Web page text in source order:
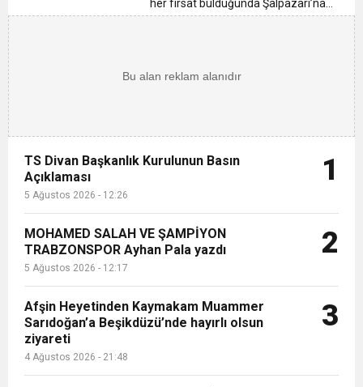
15:06
12:26
her fırsat bulduğunda Şalpazarı’na
29.07.1991 tarihinden 16.09.1991 tarihine
kadar Vakfıkebir İlçe Kaymakam...
TS Divan Başkanlık Kurulunun Basın
Açıklaması
5 Ağustos 2026 - 12:26
1
MOHAMED SALAH VE ŞAMPİYON
TRABZONSPOR Ayhan Pala yazdı
5 Ağustos 2026 - 12:17
2
Afşin Heyetinden Kaymakam Muammer
Sarıdoğan’a Beşikdüzü’nde hayırlı olsun
ziyareti
4 Ağustos 2026 - 21:48
3